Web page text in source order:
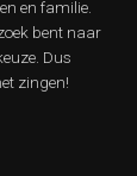
en familie.
bent naar
Dus
zingen!